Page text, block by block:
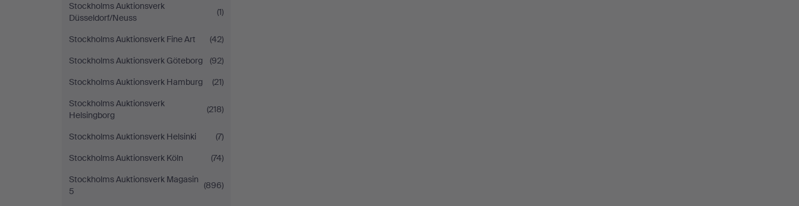
Stockholms Auktionsverk
Düsseldorf/Neuss
(1)
Stockholms Auktionsverk Fine Art
(42)
Stockholms Auktionsverk Göteborg
(92)
Stockholms Auktionsverk Hamburg
(21)
Stockholms Auktionsverk
Helsingborg
(218)
Stockholms Auktionsverk Helsinki
(7)
Stockholms Auktionsverk Köln
(74)
Stockholms Auktionsverk Magasin
5
(896)